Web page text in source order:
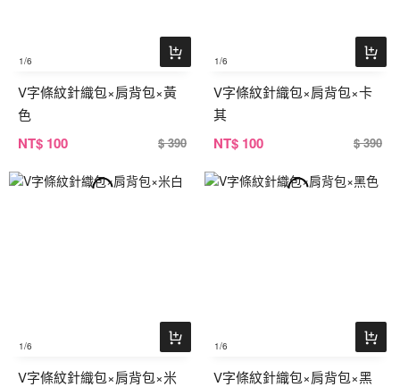
1/6
V字條紋針織包×肩背包×黃
色
NT$ 100 $ 390
1/6
V字條紋針織包×肩背包×卡
其
NT$ 100 $ 390
1/6
V字條紋針織包×肩背包×米
1/6
V字條紋針織包×肩背包×黑